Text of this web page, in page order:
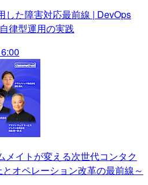
した障害対応最前線 | DevOps
律型運用の実践
メイトが変える次世代コンタク
オペレーション改革の最前線～